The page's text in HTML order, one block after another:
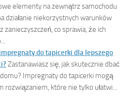
elementy na zewnątrz samochodu
działanie niekorzystnych warunków
zanieczyszczeń, co sprawia, że ich
do tapicerki dla lepszego
Zastanawiasz się, jak skutecznie dbać
Impregnaty do tapicerki mogą
rozwiązaniem, które nie tylko ułatwi...